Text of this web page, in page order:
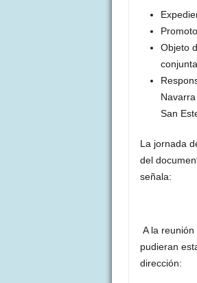
Objeto
San
La jornada
del
señala:
A la
pudieran
dirección: